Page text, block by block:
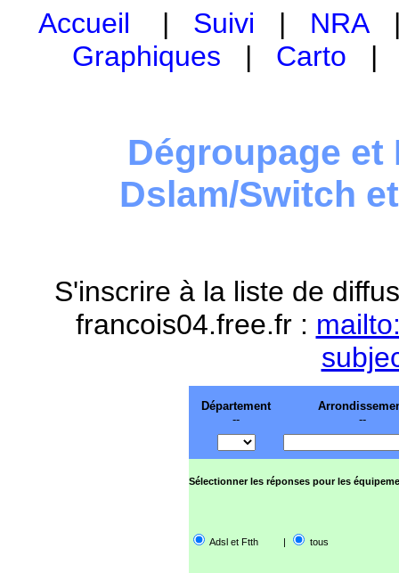
Accueil | Suivi | NRA
Graphiques | Carto
Dégroupage et
Dslam/Switch
S'inscrire à la liste de
francois04.free.fr :
Département
--
--
Sélectionner les réponses pour les
Adsl et Ftth | tous